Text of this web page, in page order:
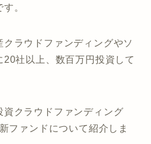
。
ラウドファンディングやソ
社以上、数百万円投資して
クラウドファンディング
ファンドについて紹介しま